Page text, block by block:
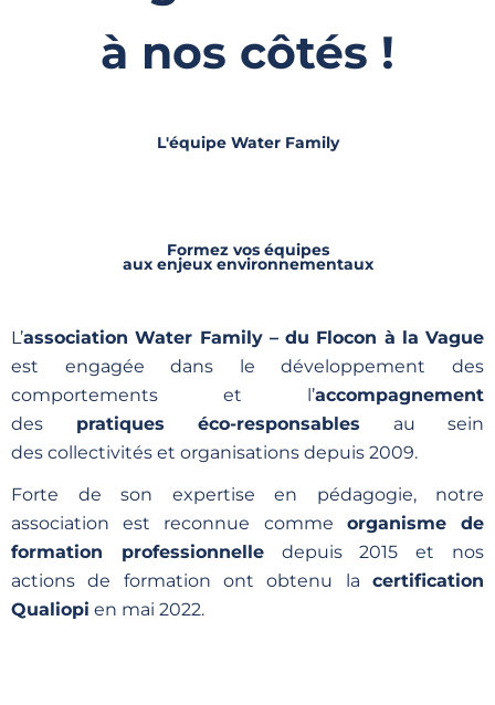
à nos côtés !
L'équipe Water Family
Formez vos équipes
aux enjeux environnementaux
L’association Water Family – du Flocon à la Vague
est engagée dans le développement des
comportements et l’accompagnement
des pratiques éco-responsables au sein
des collectivités et organisations depuis 2009.
Forte de son expertise en pédagogie, notre
association est reconnue comme organisme de
formation professionnelledepuis 2015 et nos
actions de formation ont obtenu la certification
Qualiopi en mai 2022.